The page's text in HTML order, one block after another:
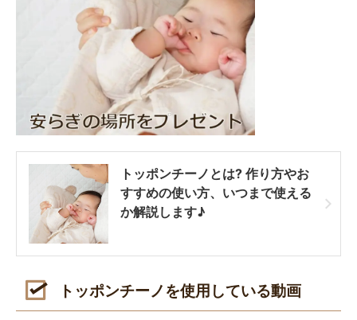
トッポンチーノとは? 作り方やお
すすめの使い方、いつまで使える
か解説します♪
トッポンチーノを使用している動画